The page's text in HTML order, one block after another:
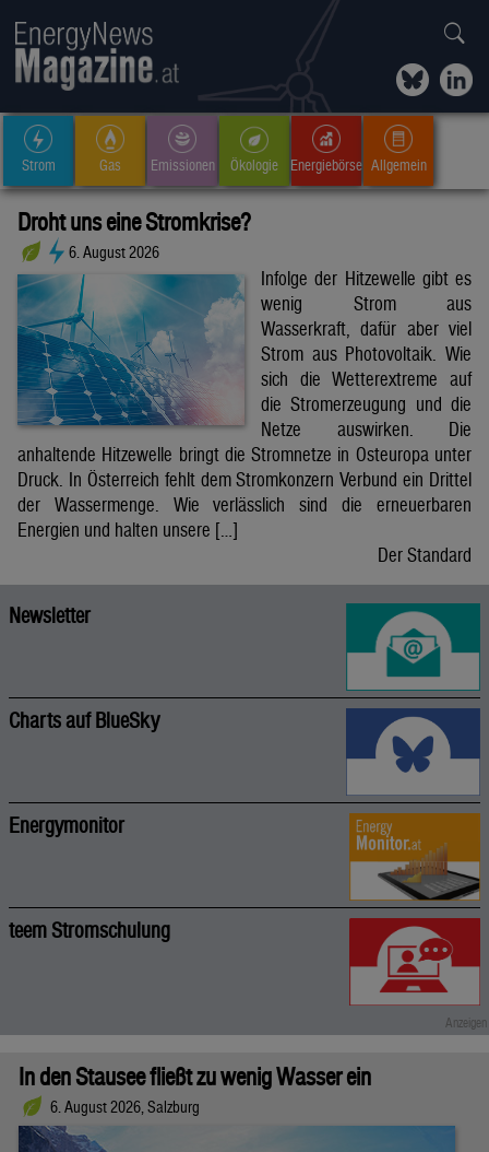
Strom Gas Emissionen Ökologie Energiebörse Allgemein
Droht uns eine Stromkrise?
6. August 2026
Infolge der Hitzewelle gibt es
wenig Strom aus
Wasserkraft, dafür aber viel
Strom aus Photovoltaik. Wie
sich die Wetterextreme auf
die Stromerzeugung und die
Netze auswirken. Die
anhaltende Hitzewelle bringt die Stromnetze in Osteuropa unter
Druck. In Österreich fehlt dem Stromkonzern Verbund ein Drittel
der Wassermenge. Wie verlässlich sind die erneuerbaren
Energien und halten unsere […]
Der Standard
Newsletter
Charts auf BlueSky
Energymonitor
teem Stromschulung
In den Stausee fließt zu wenig Wasser ein
6. August 2026, Salzburg